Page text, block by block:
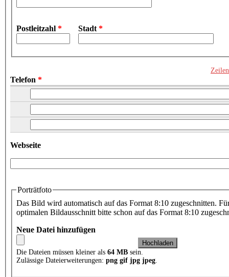
Postleitzahl * Stadt *
Telefon *
Webseite
Porträtfoto
Das Bild wird automatisch auf das Format 8:10 zugeschnitten.
optimalen Bildausschnitt bitte schon auf das Format 8:10
Neue Datei hinzufügen
Die Dateien müssen kleiner als 64 MB sein.
Zulässige Dateierweiterungen: png gif jpg jpeg.